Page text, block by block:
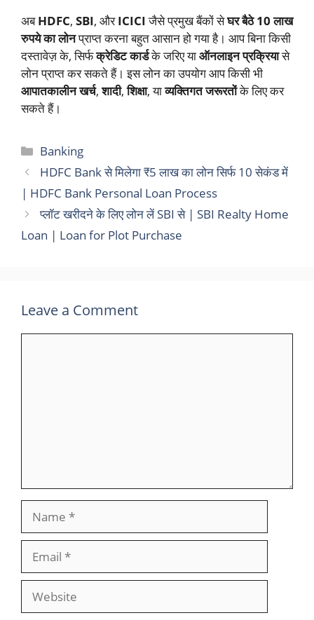
अबHDFC, SBI, औरICICI जैसे प्रमुख बैंकों सेघर बैठे 10 लाख
रुपये का लोनप्राप्त करना बहुत आसान हो गया है। आप बिना किसी
दस्तावेज़ के, सिर्फक्रेडिट कार्डके जरिए याऑनलाइन प्रक्रियासे
लोन प्राप्त कर सकते हैं। इस लोन का उपयोग आप किसी भी
आपातकालीन खर्च,शादी,शिक्षा, याव्यक्तिगत जरूरतोंके लिए कर
सकते हैं।
Categories
Banking
HDFC Bank से मिलेगा ₹5 लाख का लोन सिर्फ 10 सेकंड में
| HDFC Bank Personal Loan Process
प्लॉट खरीदने के लिए लोन लें SBI से | SBI Realty Home
Loan | Loan for Plot Purchase
Leave a Comment
Website